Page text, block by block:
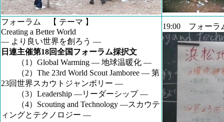
フォーラム 【 テーマ 】
Creating a Better World
― より良い世界を創ろう ―
日連主催第18回全国フォーラム採択文
（1）Global Warming ― 地球温暖化 ―
（2）The 23rd World Scout Jamboree ― 第
23回世界スカウトジャンボリー ―
（3）Leadership ―リーダーシップ ―
（4）Scouting and Technology ―スカウテ
ィングとテクノロジー ―
19:00 フォー